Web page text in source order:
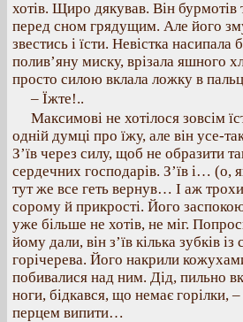
хотів. Щиро дякував. Він бурмотів
перед сном грядущим. Але його
звестись і їсти. Невістка
полив’яну миску, врізала яшного
просто силою вклала ложку в
– Їжте!..
Максимові не хотілося зовсім
одній думці про їжу, але він усе-
З’їв через силу, щоб не образити
сердечних господарів. З’їв і… (о,
тут же все геть вернув… І аж
сорому й прикрості. Його
уже більше не хотів, не міг.
йому дали, він з’їв кілька зубків із
горічерева. Його накрили
побивалися над ним. Дід, пильно
ноги, бідкався, що немає горілки,
перцем випити…